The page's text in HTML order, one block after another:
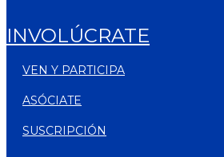
INVOLÚCRATE
VEN Y PARTICIPA
ASÓCIATE
SUSCRIPCIÓN